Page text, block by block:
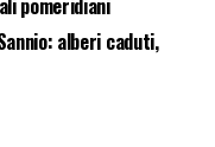
pomeridiani
alberi caduti,